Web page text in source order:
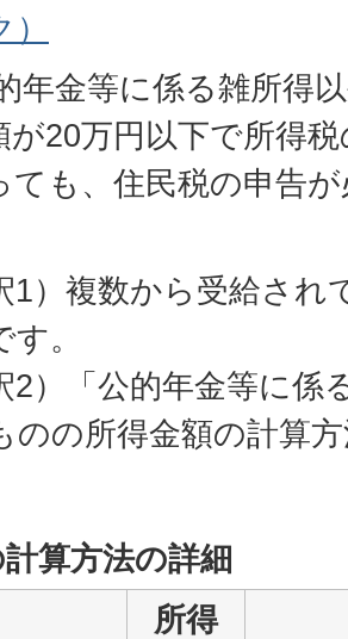
年金等に係る雑所得
が20万円以下で所得
ても、住民税の申告
1）複数から受給さ
。
2）「公的年金等に
のの所得金額の計算
算方法の詳細
所得